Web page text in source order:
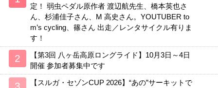
定！ 弱虫ペダル原作者 渡辺航先生、橋本英也さ
ん、杉浦佳子さん、M 高史さん。YOUTUBER to
m’s cycling、篠さん 出走／レンタサイクル有りま
す！
【第3回 八ヶ岳高原ロングライド】10月3日～4日
開催 参加者募集中です
【スルガ・セゾンCUP 2026】“あの”サーキットで